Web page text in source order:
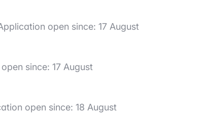
open since: 17 August
since: 17 August
open since: 18 August